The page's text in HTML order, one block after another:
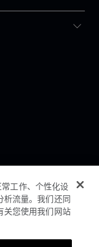
工作、个性化设
析流量。我们还同
关您使用我们网站